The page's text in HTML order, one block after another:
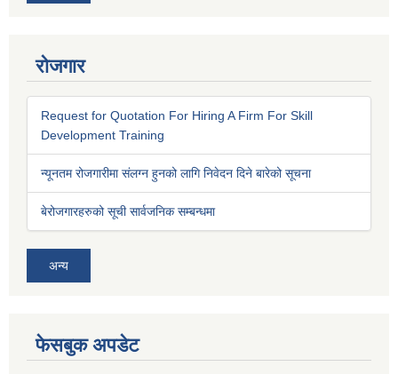
रोजगार
Request for Quotation For Hiring A Firm For Skill
Development Training
न्यूनतम रोजगारीमा संलग्न हुनको लागि निवेदन दिने बारेको सूचना
बेरोजगारहरुको सूची सार्वजनिक सम्बन्धमा
अन्य
फेसबुक अपडेट